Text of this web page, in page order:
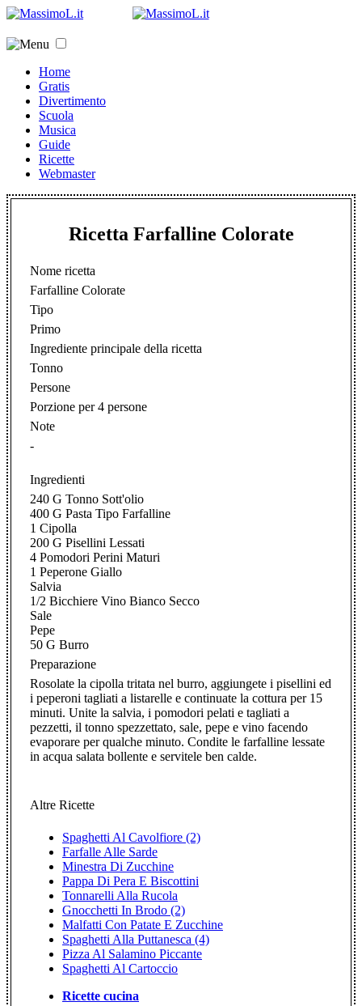
Home
Gratis
Divertimento
Scuola
Musica
Guide
Ricette
Webmaster
Ricetta Farfalline Colorate
Nome ricetta
Farfalline Colorate
Tipo
Primo
Ingrediente principale della ricetta
Tonno
Persone
Porzione per 4 persone
Note
-
Ingredienti
240 G Tonno Sott'olio
400 G Pasta Tipo Farfalline
1 Cipolla
200 G Pisellini Lessati
4 Pomodori Perini Maturi
1 Peperone Giallo
Salvia
1/2 Bicchiere Vino Bianco Secco
Sale
Pepe
50 G Burro
Preparazione
Rosolate la cipolla tritata nel burro, aggiungete i pisellini ed
i peperoni tagliati a listarelle e continuate la cottura per 15
minuti. Unite la salvia, i pomodori pelati e tagliati a
pezzetti, il tonno spezzettato, sale, pepe e vino facendo
evaporare per qualche minuto. Condite le farfalline lessate
in acqua salata bollente e servitele ben calde.
Altre Ricette
Spaghetti Al Cavolfiore (2)
Farfalle Alle Sarde
Minestra Di Zucchine
Pappa Di Pera E Biscottini
Tonnarelli Alla Rucola
Gnocchetti In Brodo (2)
Malfatti Con Patate E Zucchine
Spaghetti Alla Puttanesca (4)
Pizza Al Salamino Piccante
Spaghetti Al Cartoccio
Ricette cucina